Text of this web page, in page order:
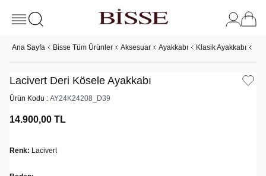
Ana Sayfa Bisse Tüm Ürünler Aksesuar Ayakkabı Klasik Ayakkabı
Lacivert Deri Kösele Ayakkabı
Ürün Kodu : AY24K24208_D39
14.900,00 TL
Renk: Lacivert